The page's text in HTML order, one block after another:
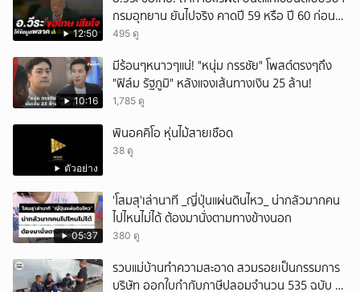
12:50
กรมอุทยาน ยันไปจริง คาดปี 59 หรือ ปี 60 ก่อน
ปิดให้พัก
495 ดู
10:16
มีร้อนๆหนาวๆแน่! "หนุ่ม กรรชัย" โพสต์ตรงๆถึง
"ฟิล์ม รัฐภูมิ" หลังแจงเส้นทางเงิน 25 ล้าน!
1,785 ดู
ตัวอย่าง
พินอคคิโอ หุ่นไม้สายเชือด
38 ดู
05:37
'โสมสุ'เล่านาที _ญี่ปุ่นแผ่นดินไหว_ น่ากลัวมากคน
ไปไหนไม่ได้ ต้องมานั่งตามทางข้างนอก
380 ดู
รวบแม่บ้านทำความสะอาด สวมรอยเป็นกรรมการ
บริษัท ออกใบกำกับภาษีปลอมจำนวน 535 ฉบับ รัฐ